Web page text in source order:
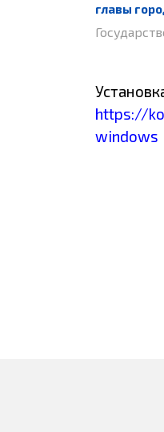
главы
https://
windows